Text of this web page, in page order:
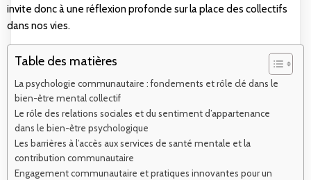
invite donc à une réflexion profonde sur la place des collectifs
dans nos vies.
Table des matières
La psychologie communautaire : fondements et rôle clé dans le
bien-être mental collectif
Le rôle des relations sociales et du sentiment d’appartenance
dans le bien-être psychologique
Les barrières à l’accès aux services de santé mentale et la
contribution communautaire
Engagement communautaire et pratiques innovantes pour un